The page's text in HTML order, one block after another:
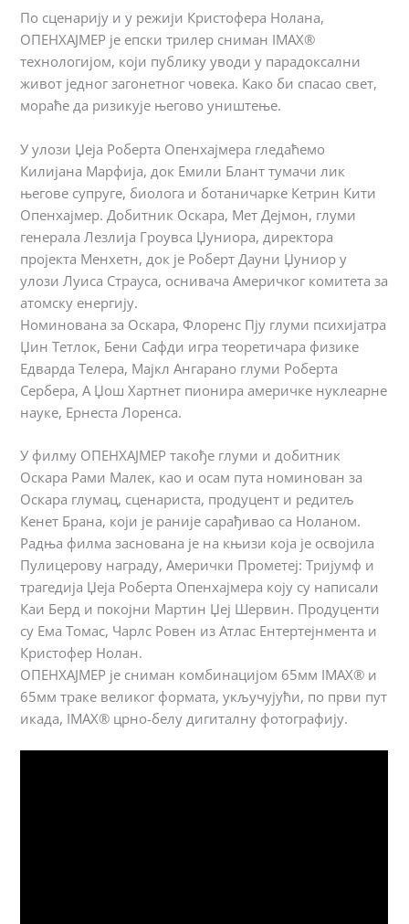
По сценарију и у режији Кристофера Нолана,
ОПЕНХАЈМЕР је епски трилер сниман IMAX®
технологијом, који публику уводи у парадоксални
живот једног загонетног човека. Како би спасао свет,
мораће да ризикује његово уништење.
У улози Џеја Роберта Опенхајмера гледаћемо
Килијана Марфија, док Емили Блант тумачи лик
његове супруге, биолога и ботаничарке Кетрин Кити
Опенхајмер. Добитник Оскара, Мет Дејмон, глуми
генерала Лезлија Гроувса Џуниора, директора
пројекта Менхетн, док је Роберт Дауни Џуниор у
улози Луиса Страуса, оснивача Америчког комитета за
атомску енергију.
Номинована за Оскара, Флоренс Пју глуми психијатра
Џин Тетлок, Бени Сафди игра теоретичара физике
Едварда Телера, Мајкл Ангарано глуми Роберта
Сербера, А Џош Хартнет пионира америчке нуклеарне
науке, Ернеста Лоренса.
У филму ОПЕНХАЈМЕР такође глуми и добитник
Оскара Рами Малек, као и осам пута номинован за
Оскара глумац, сценариста, продуцент и редитељ
Кенет Брана, који је раније сарађивао са Ноланом.
Радња филма заснована је на књизи која је освојила
Пулицерову награду, Амерички Прометеј: Тријумф и
трагедија Џеја Роберта Опенхајмера коју су написали
Каи Берд и покојни Мартин Џеј Шервин. Продуценти
су Ема Томас, Чарлс Ровен из Атлас Ентертејнмента и
Кристофер Нолан.
ОПЕНХАЈМЕР је сниман комбинацијом 65мм IMAX® и
65мм траке великог формата, укључујући, по први пут
икада, IMAX® црно-белу дигиталну фотографију.